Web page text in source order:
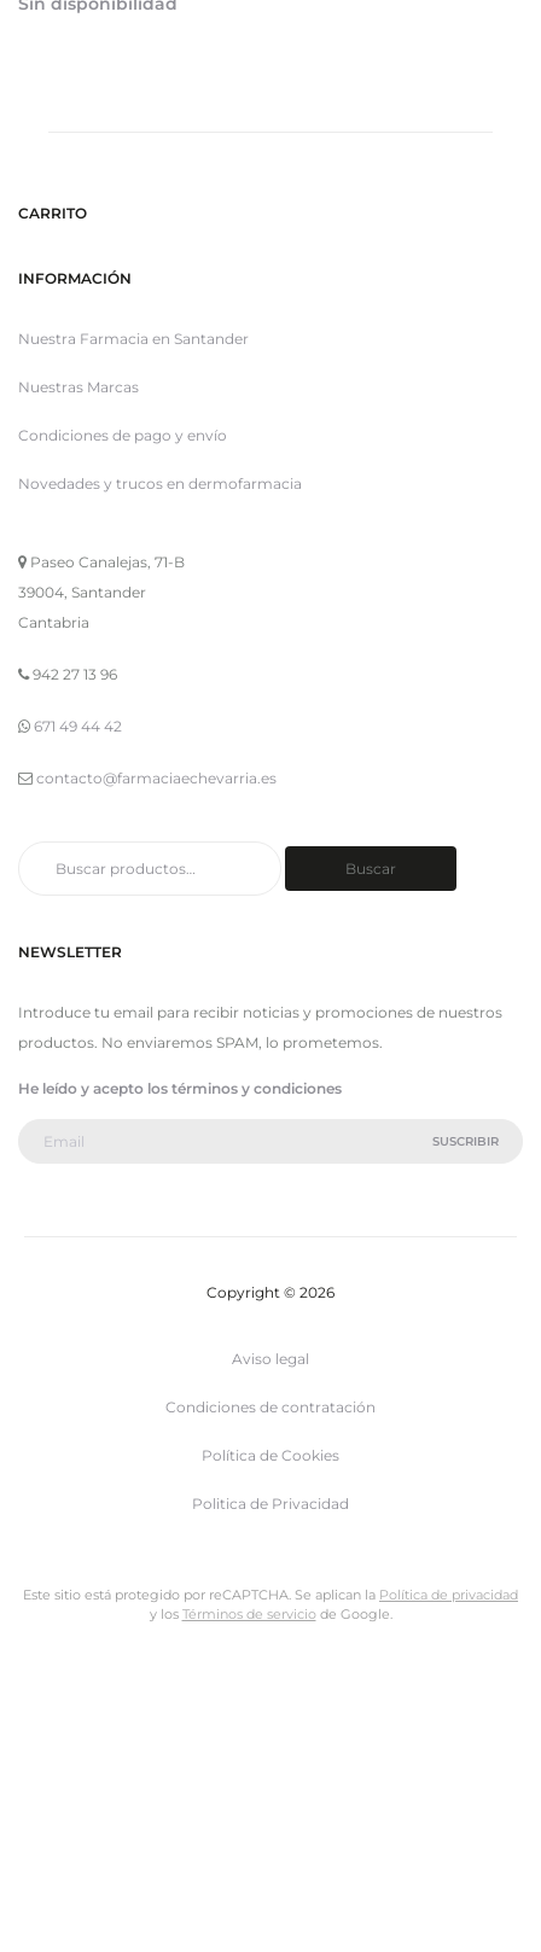
CARRITO
INFORMACIÓN
Nuestra Farmacia en Santander
Nuestras Marcas
Condiciones de pago y envío
Novedades y trucos en dermofarmacia
Paseo Canalejas, 71-B
39004, Santander
Cantabria
942 27 13 96
671 49 44 42
contacto@farmaciaechevarria.es
Buscar
NEWSLETTER
Introduce tu email para recibir noticias y promociones de nuestros
productos. No enviaremos SPAM, lo prometemos.
He leído y acepto los términos y condiciones
Copyright © 2026
Aviso legal
Condiciones de contratación
Política de Cookies
Politica de Privacidad
Este sitio está protegido por reCAPTCHA. Se aplican la Política de privacidad
y los Términos de serviciode Google.